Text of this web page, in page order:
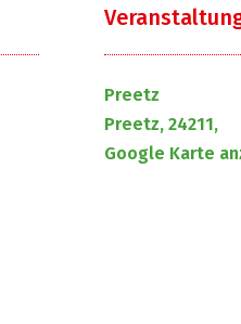
Preetz
Preetz, 24211,
Google Karte